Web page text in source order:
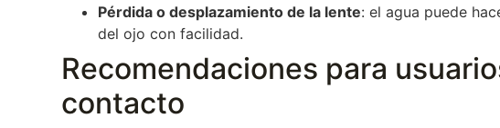
Pérdida o desplazamiento de la lente: el agua puede
del ojo con facilidad.
Recomendaciones para
contacto